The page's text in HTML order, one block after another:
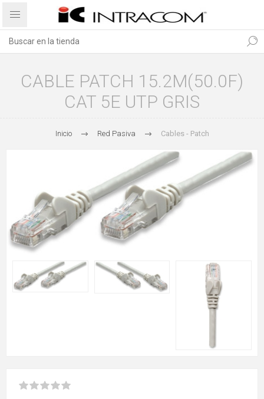
CABLE PATCH 15.2M(50.0F)
CAT 5E UTP GRIS
Inicio Red Pasiva Cables - Patch